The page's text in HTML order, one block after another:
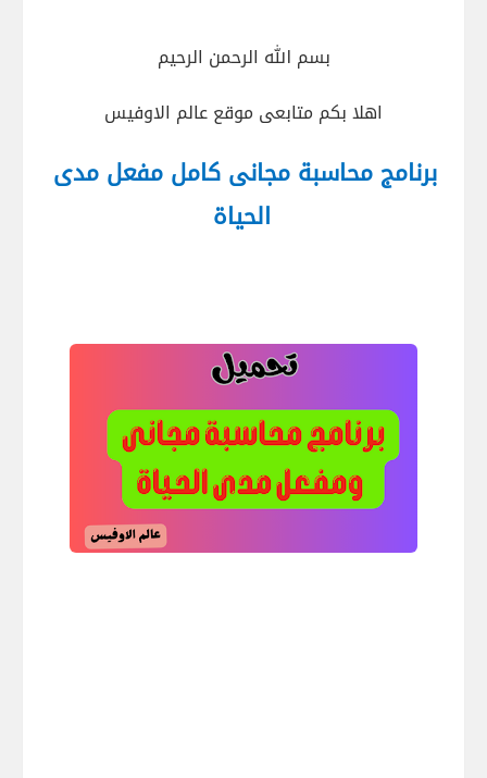
بسم الله الرحمن الرحيم
اهلا بكم متابعى موقع عالم الاوفيس
برنامج محاسبة مجانى كامل مفعل مدى
الحياة